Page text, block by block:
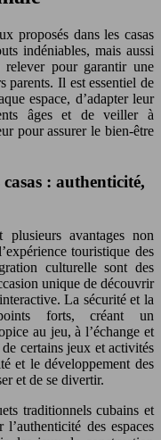
proposés dans les casas
indéniables, mais aussi
pour garantir une
parents. Il est essentiel de
espace, d’adapter leur
âges et de veiller à
pour assurer le bien-être
: authenticité,
plusieurs avantages non
touristique des
culturelle sont des
unique de découvrir
La sécurité et la
forts, créant un
au jeu, à l’échange et
certains jeux et activités
et le développement des
et de se divertir.
traditionnels cubains et
des espaces